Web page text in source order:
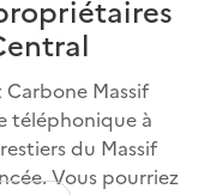
Massif
téléphonique à
du Massif
Vous pourriez